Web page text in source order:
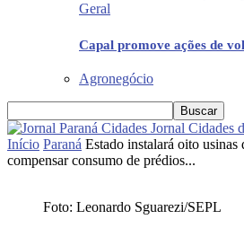
Geral
Capal promove ações de
Agronegócio
Jornal Cidades
Início Paraná Estado instalará oito usinas
compensar consumo de prédios...
Foto: Leonardo Sguarezi/SEPL